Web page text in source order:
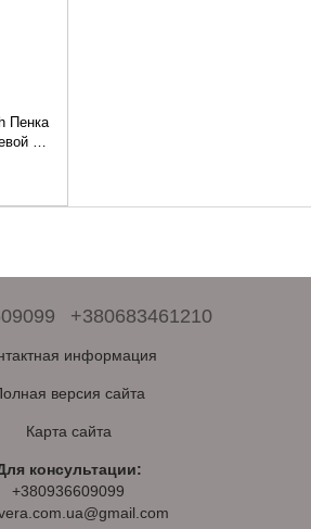
Пенка
и
+380683461210
информация
версия сайта
Карта сайта
консультации:
+380936609099